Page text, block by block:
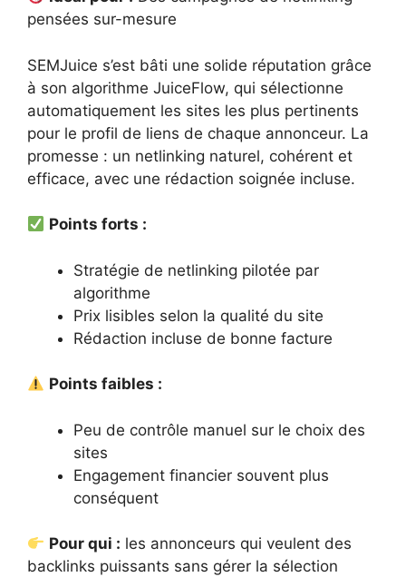
pensées sur-mesure
SEMJuice s’est bâti une solide réputation grâce
à son algorithme JuiceFlow, qui sélectionne
automatiquement les sites les plus pertinents
pour le profil de liens de chaque annonceur. La
promesse : un netlinking naturel, cohérent et
efficace, avec une rédaction soignée incluse.
Points forts :
Stratégie de netlinking pilotée par
algorithme
Prix lisibles selon la qualité du site
Rédaction incluse de bonne facture
Points faibles :
Peu de contrôle manuel sur le choix des
sites
Engagement financier souvent plus
conséquent
Pour qui : les annonceurs qui veulent des
backlinks puissants sans gérer la sélection